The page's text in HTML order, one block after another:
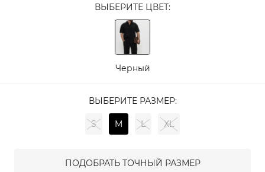
ВЫБЕРИТЕ ЦВЕТ:
Черный
ВЫБЕРИТЕ РАЗМЕР:
S M L XL
ПОДОБРАТЬ ТОЧНЫЙ РАЗМЕР